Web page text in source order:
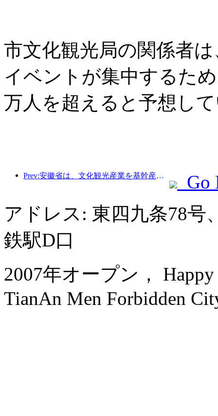
市文化観光局の関係者
イベントが集中するた
万人を超えると予想し
Prev:安徽省は、文化観光産業を基幹産業に育てることを目指した「第15次5カ年計画」案を発表した。
Go
アドレス: 東四九条78号
鉄駅D口
2007年オープン，
TianAn Men Forbidden